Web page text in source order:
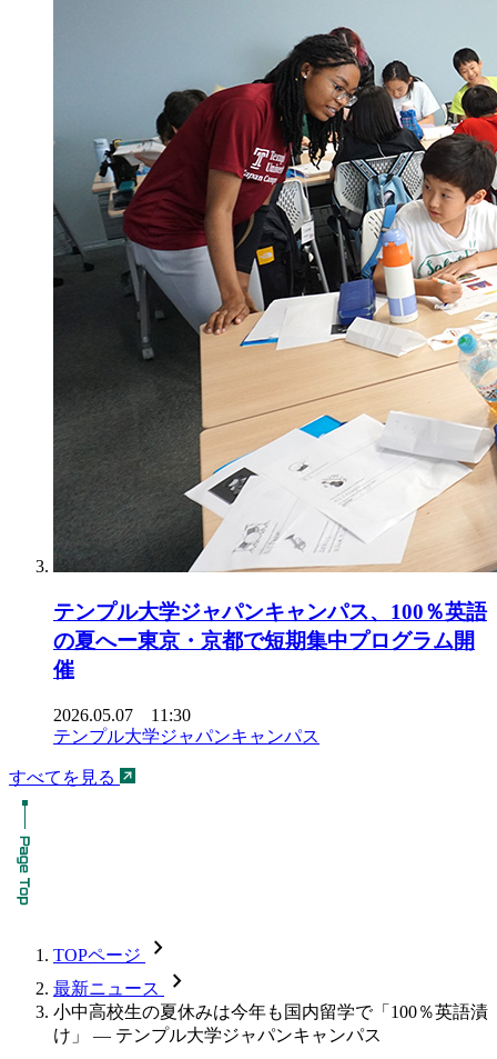
テンプル大学ジャパンキャンパス、100％英語
の夏へー東京・京都で短期集中プログラム開
催
2026.05.07 11:30
テンプル大学ジャパンキャンパス
すべてを見る
TOPページ chevron_forward
最新ニュース chevron_forward
小中高校生の夏休みは今年も国内留学で「100％英語漬
け」 — テンプル大学ジャパンキャンパス